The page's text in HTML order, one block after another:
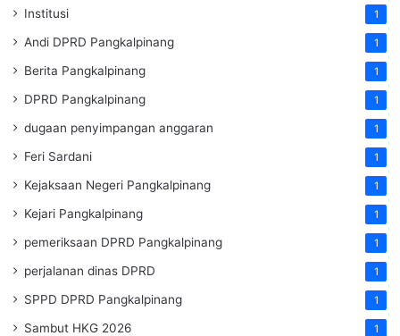
Institusi 1
Andi DPRD Pangkalpinang 1
Berita Pangkalpinang 1
DPRD Pangkalpinang 1
dugaan penyimpangan anggaran 1
Feri Sardani 1
Kejaksaan Negeri Pangkalpinang 1
Kejari Pangkalpinang 1
pemeriksaan DPRD Pangkalpinang 1
perjalanan dinas DPRD 1
SPPD DPRD Pangkalpinang 1
Sambut HKG 2026 1